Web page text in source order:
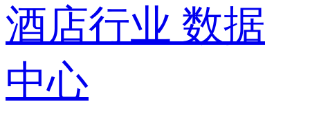
酒店行业 数据
中心